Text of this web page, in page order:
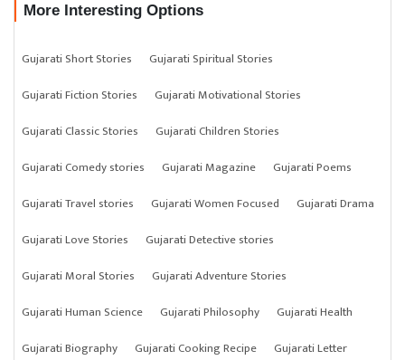
More Interesting Options
Gujarati Short Stories
Gujarati Spiritual Stories
Gujarati Fiction Stories
Gujarati Motivational Stories
Gujarati Classic Stories
Gujarati Children Stories
Gujarati Comedy stories
Gujarati Magazine
Gujarati Poems
Gujarati Travel stories
Gujarati Women Focused
Gujarati Drama
Gujarati Love Stories
Gujarati Detective stories
Gujarati Moral Stories
Gujarati Adventure Stories
Gujarati Human Science
Gujarati Philosophy
Gujarati Health
Gujarati Biography
Gujarati Cooking Recipe
Gujarati Letter